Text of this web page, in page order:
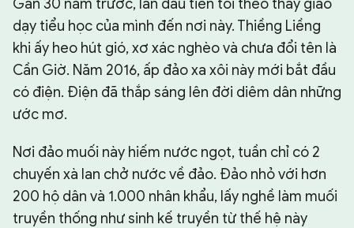
Gần 30 năm trước, lần đầu tiên tôi theo thầy giáo
dạy tiểu học của mình đến nơi này. Thiềng Liềng
khi ấy heo hút gió, xơ xác nghèo và chưa đổi tên là
Cần Giờ. Năm 2016, ấp đảo xa xôi này mới bắt đầu
có điện. Điện đã thắp sáng lên đời diêm dân những
ước mơ.
Nơi đảo muối này hiếm nước ngọt, tuần chỉ có 2
chuyến xà lan chở nước về đảo. Đảo nhỏ với hơn
200 hộ dân và 1.000 nhân khẩu, lấy nghề làm muối
truyền thống như sinh kế truyền từ thế hệ này